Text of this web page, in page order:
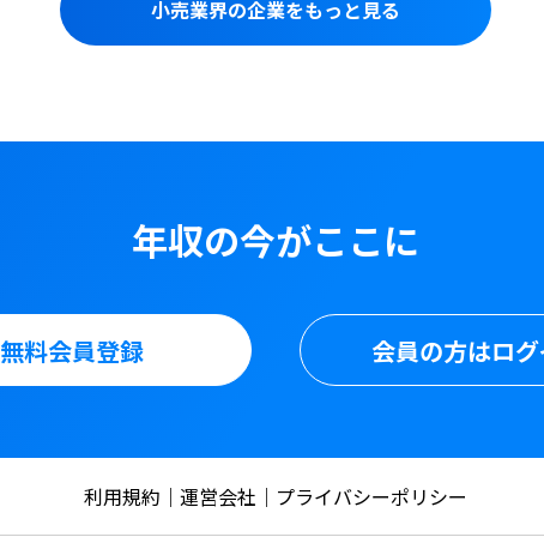
小売業界の企業をもっと見る
年収の今がここに
無料会員登録 会員の方はロ
利用規約 運営会社 プライバシーポリシー